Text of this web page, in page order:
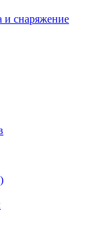
и снаряжение